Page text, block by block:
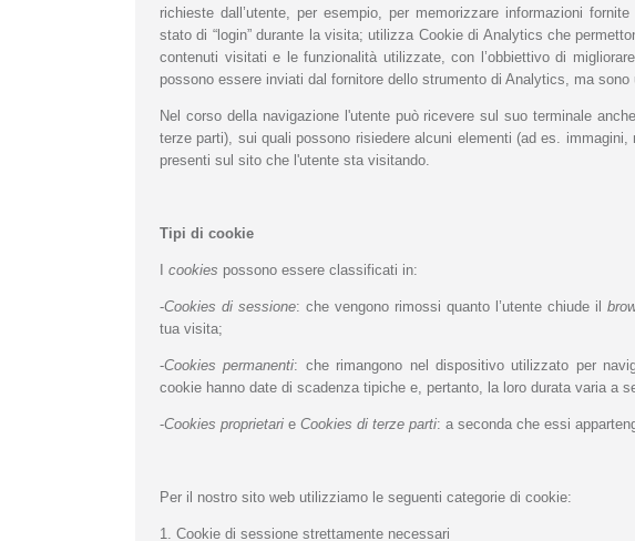
richieste dall’utente, per esempio, per memorizzare informazioni
stato di “login” durante la visita; utilizza Cookie di Analytics che
contenuti visitati e le funzionalità utilizzate, con l’obbiettivo di
possono essere inviati dal fornitore dello strumento di Analytics, ma
Nel corso della navigazione l'utente può ricevere sul suo terminale
terze parti), sui quali possono risiedere alcuni elementi (ad es.
presenti sul sito che l'utente sta visitando.
Tipi di cookie
cookies possono essere classificati in:
-Cookies di sessione: che vengono rimossi quanto l’utente chiude il
tua visita;
-Cookies permanenti: che rimangono nel dispositivo utilizzato per
cookie hanno date di scadenza tipiche e, pertanto, la loro durata varia a
-Cookies proprietari e Cookies di terze parti: a seconda che essi
Per il nostro sito web utilizziamo le seguenti categorie di cookie:
1. Cookie di sessione strettamente necessari